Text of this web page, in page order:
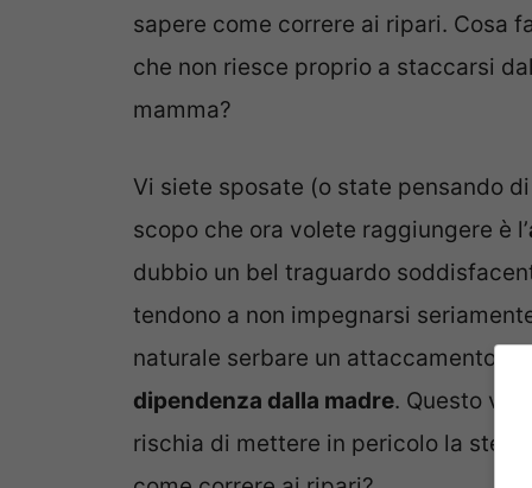
sapere come correre ai ripari. Cosa
che non riesce proprio a staccarsi
mamma?
Vi siete sposate (o state pensando
scopo che ora volete raggiungere è l’
dubbio un bel traguardo
tendono a non impegnarsi
naturale serbare un attaccamento
dipendenza dalla madre. Questo va
rischia di mettere in pericolo la